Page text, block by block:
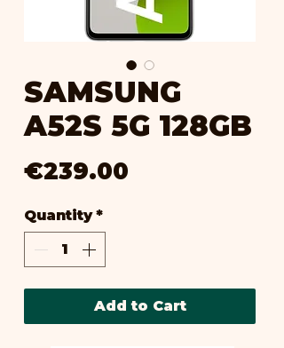
SAMSUNG
A52S 5G 128GB
€239.00
Quantity *
Add to Cart